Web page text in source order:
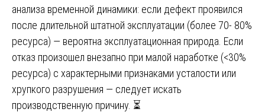
анализа временной динамики: если дефект проявился
после длительной штатной эксплуатации (более 70- 80%
ресурса) — вероятна эксплуатационная природа. Если
отказ произошел внезапно при малой наработке (<30%
ресурса) с характерными признаками усталости или
хрупкого разрушения — следует искать
производственную причину. ⏳